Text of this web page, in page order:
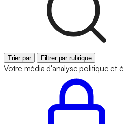
Trier par Filtrer par rubrique
Votre média d'analyse politique et